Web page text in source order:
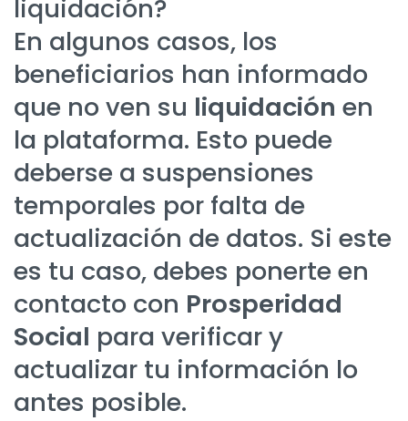
liquidación?
En algunos casos, los
beneficiarios han informado
que no ven su liquidación en
la plataforma. Esto puede
deberse a suspensiones
temporales por falta de
actualización de datos. Si este
es tu caso, debes ponerte en
contacto con Prosperidad
Social para verificar y
actualizar tu información lo
antes posible.